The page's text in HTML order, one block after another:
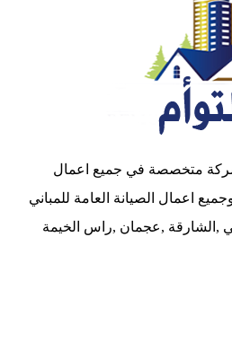
متخصصة في جميع اعمال
اعمال الصيانة العامة للمباني
,الشارقة ,عجمان ,راس الخيمة